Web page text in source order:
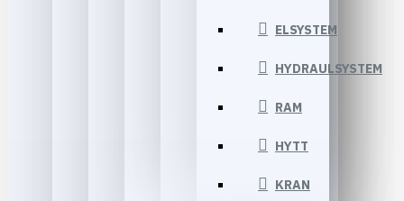
ELSYSTEM
HYDRAULSYSTEM
RAM
HYTT
KRAN